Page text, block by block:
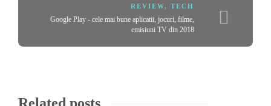
REVIEW, TECH
Google Play - cele mai bune aplicatii, jocuri, filme,
emisiuni TV din 2018